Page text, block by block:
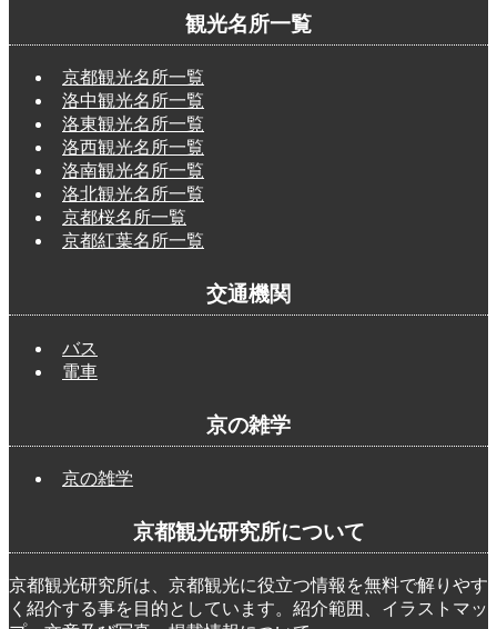
観光名所一覧
京都観光名所一覧
洛中観光名所一覧
洛東観光名所一覧
洛西観光名所一覧
洛南観光名所一覧
洛北観光名所一覧
京都桜名所一覧
京都紅葉名所一覧
交通機関
バス
電車
京の雑学
京の雑学
京都観光研究所について
京都観光研究所は、京都観光に役立つ情報を無料で解りやす
く紹介する事を目的としています。紹介範囲、イラストマッ